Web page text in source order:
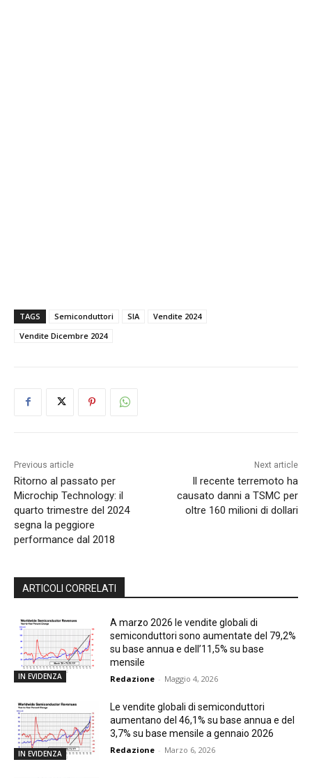
TAGS Semiconduttori SIA
Vendite 2024
Vendite Dicembre 2024
Previous article
Ritorno al passato per
Microchip Technology: il
quarto trimestre del 2024
segna la peggiore
performance dal 2018
Next article
Il recente terremoto ha
causato danni a TSMC per
oltre 160 milioni di dollari
ARTICOLI CORRELATI
IN EVIDENZA
A marzo 2026 le vendite globali di
semiconduttori sono aumentate del 79,2%
su base annua e dell’11,5% su base
mensile
Redazione - Maggio 4, 2026
IN EVIDENZA
Le vendite globali di semiconduttori
aumentano del 46,1% su base annua e del
3,7% su base mensile a gennaio 2026
Redazione - Marzo 6, 2026